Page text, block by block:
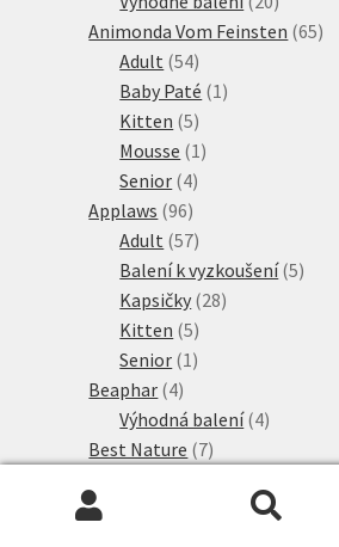
produktů
Animonda Vom Feinsten 6565
Adult 5454
produktů
Baby Paté 1 1
Kitten 55
produktů
Mousse 1 1
Senior 44
produkty
Applaws 9696
produktů
Adult 5757
produktů
Balení k vyzkoušení 55
Kapsičky 2828
Kitten 55
produktů
Senior 1 1
Beaphar 44
produkty
Výhodná balení 44
Best Nature 77
produktů
Bozita